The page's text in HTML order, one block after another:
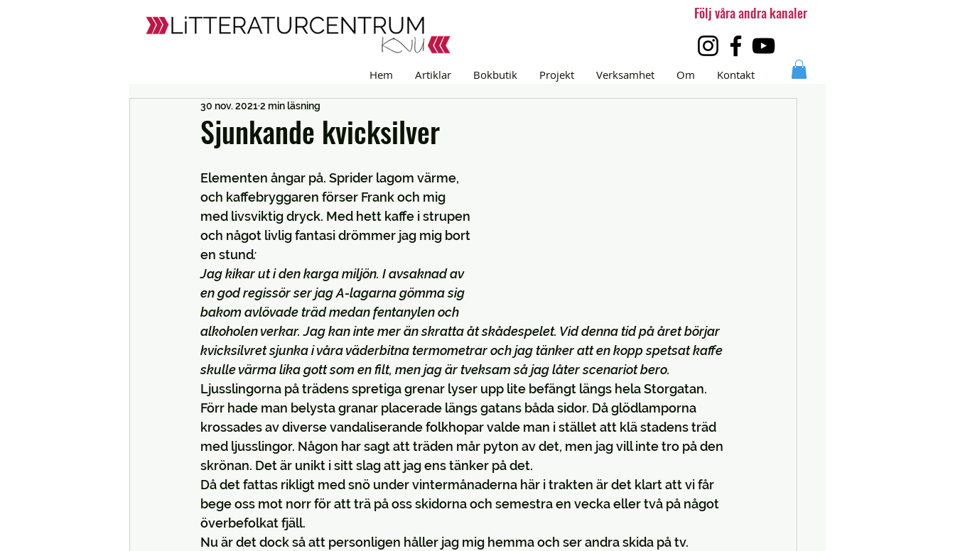
Följ våra andra kanaler
Hem Artiklar Bokbutik Projekt Verksamhet Om Kontakt
Sjunkande kvicksilver
30 nov. 20212 min läsning
Elementen ångar på. Sprider lagom värme,
och kaffebryggaren förser Frank och mig
med livsviktig dryck. Med hett kaffe i strupen
och något livlig fantasi drömmer jag mig bort
en stund:
Jag kikar ut i den karga miljön. I avsaknad av
en god regissör ser jag A-lagarna gömma sig
bakom avlövade träd medan fentanylen och
alkoholen verkar. Jag kan inte mer än skratta åt skådespelet. Vid denna tid på året börjar
kvicksilvret sjunka i våra väderbitna termometrar och jag tänker att en kopp spetsat kaffe
skulle värma lika gott som en filt, men jag är tveksam så jag låter scenariot bero.
Ljusslingorna på trädens spretiga grenar lyser upp lite befängt längs hela Storgatan.
Förr hade man belysta granar placerade längs gatans båda sidor. Då glödlamporna
krossades av diverse vandaliserande folkhopar valde man i stället att klä stadens träd
med ljusslingor. Någon har sagt att träden mår pyton av det, men jag vill inte tro på den
skrönan. Det är unikt i sitt slag att jag ens tänker på det.
Då det fattas rikligt med snö under vintermånaderna här i trakten är det klart att vi får
bege oss mot norr för att trä på oss skidorna och semestra en vecka eller två på något
överbefolkat fjäll.
Nu är det dock så att personligen håller jag mig hemma och ser andra skida på tv.